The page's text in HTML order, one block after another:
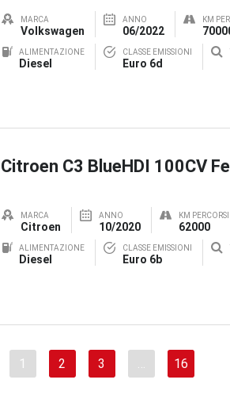
MARCA
Volkswagen
ANNO
06/2022
KM
ALIMENTAZIONE
Diesel
CLASSE EMISSIONI
Euro 6d
Citroen C3 BlueHDI 100CV
MARCA
Citroen
ANNO
10/2020
KM PERCORSI
62000
ALIMENTAZIONE
Diesel
CLASSE EMISSIONI
Euro 6b
1 2 3 16